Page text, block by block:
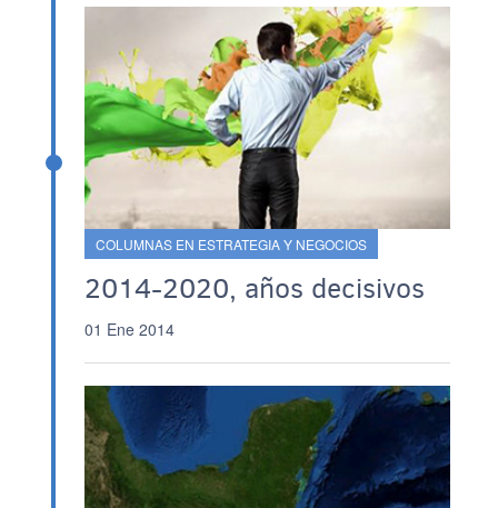
COLUMNAS EN ESTRATEGIA Y NEGOCIOS
2014-2020, años decisivos
01 Ene 2014